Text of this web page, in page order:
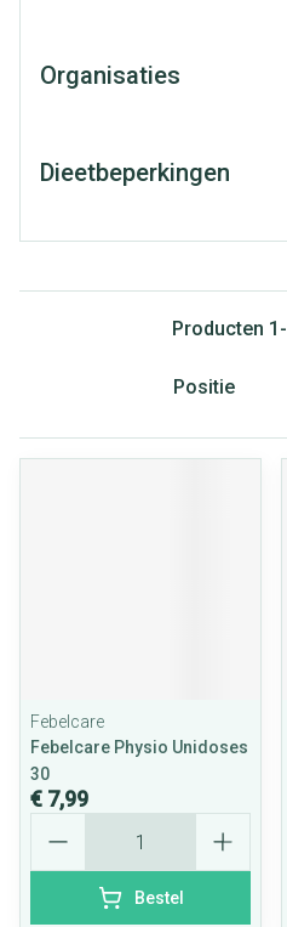
Organisaties
Dieetbeperkingen
Producten 1 -
Sorteer op:
Febelcare
Febelcare Physio Unidoses
30
€ 7,99
Bestel